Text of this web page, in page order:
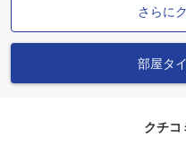
さらに
部屋タ
クチコ